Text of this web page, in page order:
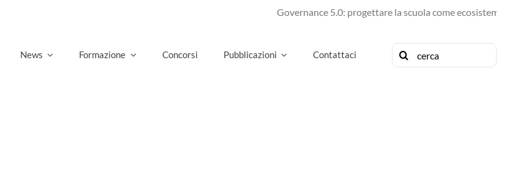
Governance 5.0: progettare la scuola come ecosistema di
News Formazione Concorsi Pubblicazioni Contattaci
Cerca
per: